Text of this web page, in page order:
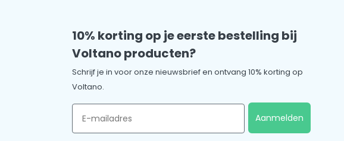
10% korting op je eerste bestelling bij
Voltano producten?
Schrijf je in voor onze nieuwsbrief en ontvang 10% korting op
Voltano.
Email
Aanmelden